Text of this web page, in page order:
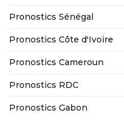
Pronostics Sénégal
Pronostics Côte d'Ivoire
Pronostics Cameroun
Pronostics RDC
Pronostics Gabon